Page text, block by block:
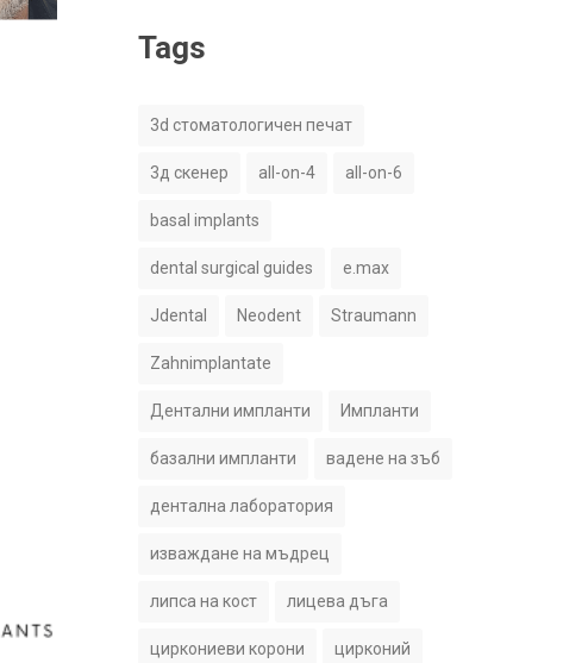
Tags
3d стоматологичен печат
3д скенер all-on-4 all-on-6
basal implants
dental surgical guides e.max
Jdental Neodent Straumann
Zahnimplantate
Дентални импланти Импланти
базални импланти вадене на зъб
дентална лаборатория
изваждане на мъдрец
липса на кост лицева дъга
циркониеви корони цирконий